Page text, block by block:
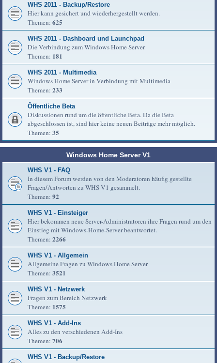
WHS 2011 - Backup/Restore
Hier kann gesichert und wiederhergestellt werden.
Themen: 625
WHS 2011 - Dashboard und Launchpad
Die Verbindung zum Windows Home Server
Themen: 181
WHS 2011 - Multimedia
Windows Home Server in Verbindung mit Multimedia
Themen: 233
Öffentliche Beta
Diskussionen rund um die öffentliche Beta. Da die Beta
abgeschlossen ist, sind hier keine neuen Beiträge mehr möglich.
Themen: 35
Windows Home Server V1
WHS V1 - FAQ
In diesem Forum werden von den Moderatoren häufig gestellte
Fragen/Antworten zu WHS V1 gesammelt.
Themen: 92
WHS V1 - Einsteiger
Hier bekommen neue Server-Administratoren ihre Fragen rund um den
Einstieg mit Windows-Home-Server beantwortet.
Themen: 2266
WHS V1 - Allgemein
Allgemeine Fragen zu Windows Home Server
Themen: 3521
WHS V1 - Netzwerk
Fragen zum Bereich Netzwerk
Themen: 1575
WHS V1 - Add-Ins
Alles zu den verschiedenen Add-Ins
Themen: 706
WHS V1 - Backup/Restore